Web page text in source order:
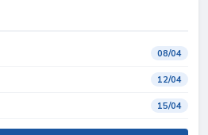
08/04
12/04
15/04